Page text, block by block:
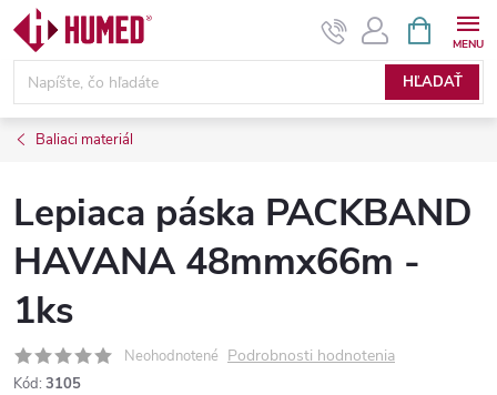
Prejsť
obsah
HĽADAŤ
KOŠÍK
Baliaci materiál
Lepiaca páska PACKBAND
HAVANA 48mmx66m -
1ks
Neohodnotené Podrobnosti hodnotenia
Kód: 3105